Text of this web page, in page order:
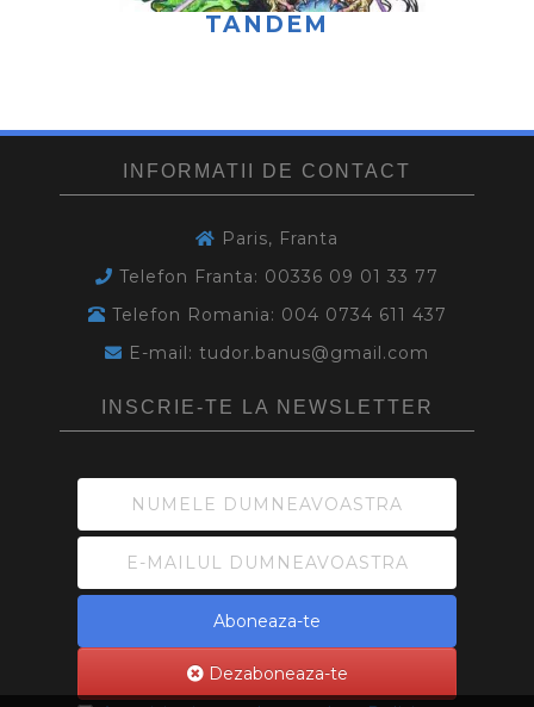
TANDEM
INFORMATII DE CONTACT
Paris, Franta
Telefon Franta: 00336 09 01 33 77
Telefon Romania: 004 0734 611 437
E-mail: tudor.banus@gmail.com
INSCRIE-TE LA NEWSLETTER
Aboneaza-te
Dezaboneaza-te